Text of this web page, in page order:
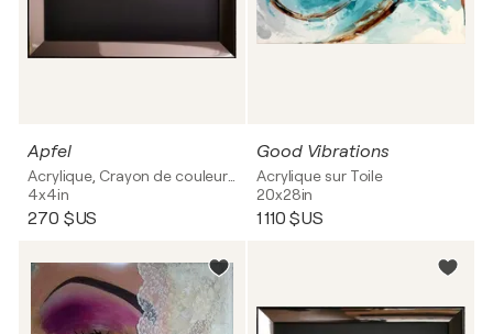
Apfel
4x4in
270 $US
Good Vibrations
Acrylique sur Toile
20x28in
1 110 $US